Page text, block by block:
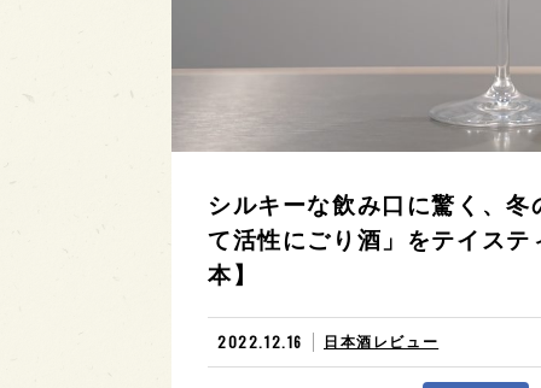
シルキーな飲み口に驚く、
て活性にごり酒」をテイス
本】
2022.12.16 日本酒レビュー